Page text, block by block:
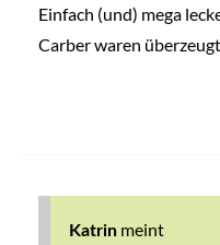
Einfach (und) mega
Carber waren
Katrin meint